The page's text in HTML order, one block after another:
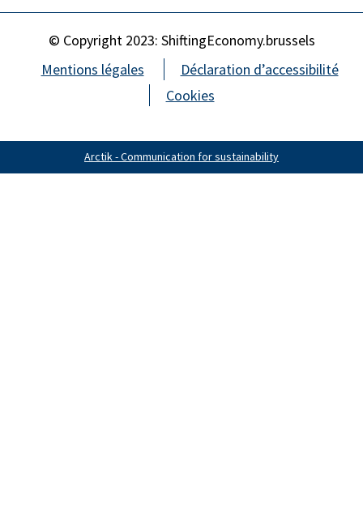
© Copyright 2023: ShiftingEconomy.brussels
Mentions légales
Déclaration d’accessibilité
Cookies
Arctik - Communication for sustainability